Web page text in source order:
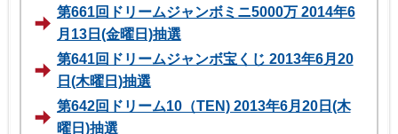
第661回ドリームジャンボミニ5000万 2014年6
月13日(金曜日)抽選
第641回ドリームジャンボ宝くじ 2013年6月20
日(木曜日)抽選
第642回ドリーム10（TEN) 2013年6月20日(木
曜日)抽選